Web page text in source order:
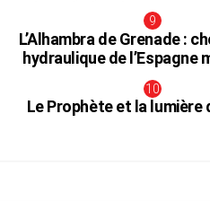
L’Alhambra de Grenade :
hydraulique de l’Espagne
Le Prophète et la lumière